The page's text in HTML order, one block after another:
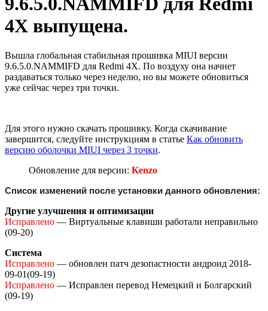
4X выпущена.
Вышла глобальная стабильная прошивка MIUI версии
9.6.5.0.NAMMIFD для Redmi 4X. По воздуху она начнет
раздаваться только через неделю, но вы можете обновиться
уже сейчас через три точки.
Для этого нужно скачать прошивку. Когда скачивание
завершится, следуйте инструкциям в статье Как обновить
версию оболочки MIUI через 3 точки.
Обновление для версии: Kenzo
Список изменений после установки данного обновления:
Другие улучшения и оптимизации
Исправлено — Виртуальные клавиши работали неправильно
(09-20)
Система
Исправлено — обновлен патч дезопастности андроид 2018-
09-01(09-19)
Исправлено — Исправлен перевод Немецкий и Болгарский
(09-19)